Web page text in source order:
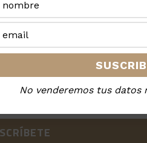
revista, es GRATIS
No venderemos tus datos